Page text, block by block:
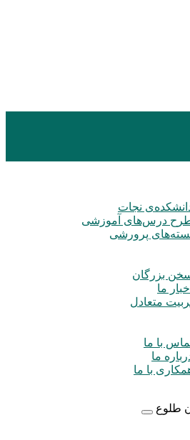
نجات
درس‌های آموزشی
پرورشی
بزرگان
اخبار ما
متعادل
با ما
ما
با ما
طلوع